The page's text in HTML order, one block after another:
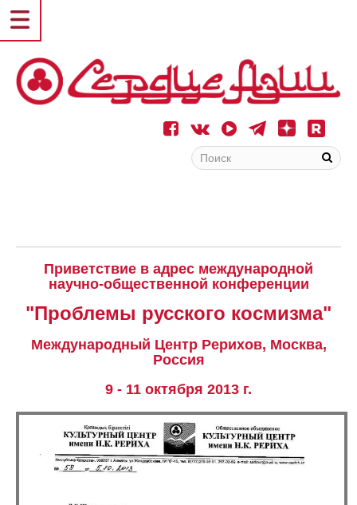
Приветствие в адрес международной
научно-общественной конференции
"Проблемы русского космизма"
Международный Центр Рерихов, Москва,
Россия
9 - 11 октября 2013 г.